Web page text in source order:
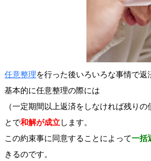
任意整理を行った後いろいろな事情で返
基本的に任意整理の際には
（一定期間以上返済をしなければ残り
とで和解が成立 します。
この約束事に同意することによって一括
きるのです。